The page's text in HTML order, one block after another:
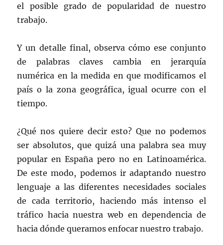
el posible grado de popularidad de nuestro
trabajo.
Y un detalle final, observa cómo ese conjunto
de palabras claves cambia en jerarquía
numérica en la medida en que modificamos el
país o la zona geográfica, igual ocurre con el
tiempo.
¿Qué nos quiere decir esto? Que no podemos
ser absolutos, que quizá una palabra sea muy
popular en España pero no en Latinoamérica.
De este modo, podemos ir adaptando nuestro
lenguaje a las diferentes necesidades sociales
de cada territorio, haciendo más intenso el
tráfico hacia nuestra web en dependencia de
hacia dónde queramos enfocar nuestro trabajo.